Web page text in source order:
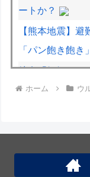
ートか？
【熊本地震】
「パン飽き飽
彼女「妊娠した
ったよ（嘘やん
剥奪…重大な規
ホーム ウ